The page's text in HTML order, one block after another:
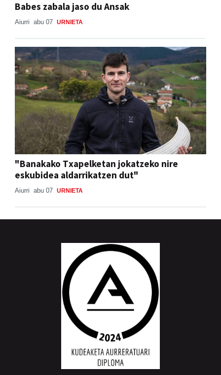
Babes zabala jaso du Ansak
Aiurri abu 07 URNIETA
"Banakako Txapelketan jokatzeko nire
eskubidea aldarrikatzen dut"
Aiurri abu 07 URNIETA